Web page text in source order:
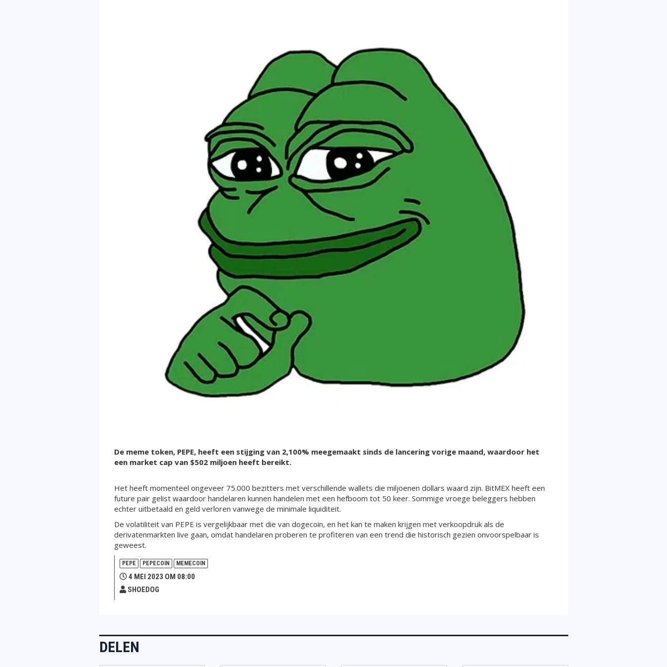
De meme token, PEPE, heeft een stijging van 2,100% meegemaakt sinds de lancering vorige maand, waardoor het
een market cap van $502 miljoen heeft bereikt.
Het heeft momenteel ongeveer 75.000 bezitters met verschillende wallets die miljoenen dollars waard zijn. BitMEX heeft een
future pair gelist waardoor handelaren kunnen handelen met een hefboom tot 50 keer. Sommige vroege beleggers hebben
echter uitbetaald en geld verloren vanwege de minimale liquiditeit.
De volatiliteit van PEPE is vergelijkbaar met die van dogecoin, en het kan te maken krijgen met verkoopdruk als de
derivatenmarkten live gaan, omdat handelaren proberen te profiteren van een trend die historisch gezien onvoorspelbaar is
geweest.
PEPE PEPECOIN MEMECOIN
4 MEI 2023 OM 08:00
SHOEDOG
DELEN